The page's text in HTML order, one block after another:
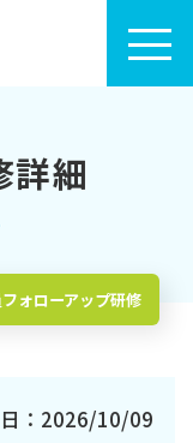
ンダー
ついて
詳細
ォローアップ研修
：2026/10/09